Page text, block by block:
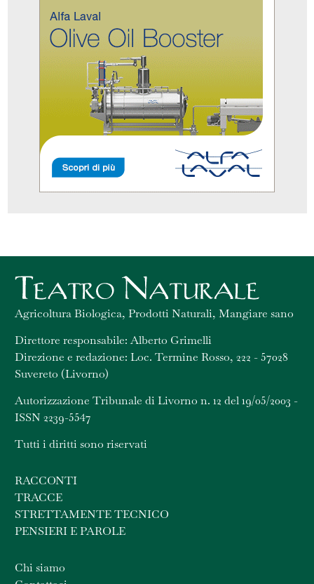
Agricoltura Biologica, Prodotti Naturali, Mangiare sano
Direttore responsabile: Alberto Grimelli
Direzione e redazione: Loc. Termine Rosso, 222 - 57028
Suvereto (Livorno)
Autorizzazione Tribunale di Livorno n. 12 del 19/05/2003 -
ISSN 2239-5547
Tutti i diritti sono riservati
RACCONTI
TRACCE
STRETTAMENTE TECNICO
PENSIERI E PAROLE
Chi siamo